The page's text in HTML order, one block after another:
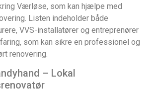
Værløse, som kan hjælpe med
Listen indeholder både
VVS-installatører og entreprenører
som kan sikre en professionel og
renovering.
– Lokal